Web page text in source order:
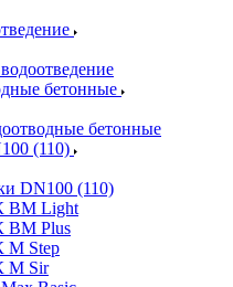
бетонные
бетонные
(110)
DN100 (110)
ВМ Light
ВМ Plus
М Step
М Sir